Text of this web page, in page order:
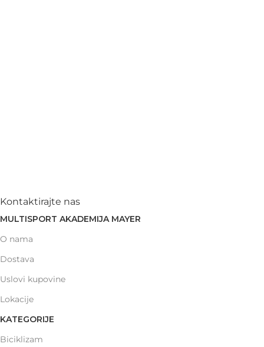
Kontaktirajte nas
MULTISPORT AKADEMIJA MAYER
O nama
Dostava
Uslovi kupovine
Lokacije
KATEGORIJE
Biciklizam